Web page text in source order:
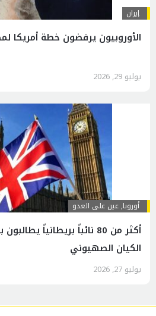
إيران
الأوروبيون يرفضون خطة أمريكا
يوليو 29, 2026
أوروبا,عين على العدو
أكثر من 80 نائباً بريطانياً
الكيان الصهيوني
يوليو 27, 2026